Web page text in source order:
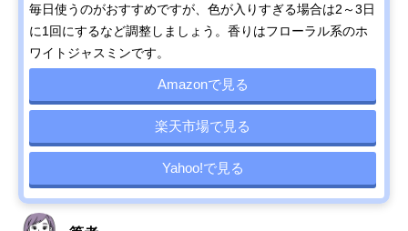
毎日使うのがおすすめですが、色が入りすぎる場合は2～3日
に1回にするなど調整しましょう。香りはフローラル系のホ
ワイトジャスミンです。
Amazonで見る
楽天市場で見る
Yahoo!で見る